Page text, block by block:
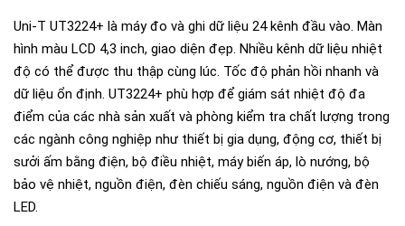
Uni-T UT3224+ là máy đo và ghi dữ liệu 24 kênh đầu vào. Màn
hình màu LCD 4,3 inch, giao diện đẹp. Nhiều kênh dữ liệu nhiệt
độ có thể được thu thập cùng lúc. Tốc độ phản hồi nhanh và
dữ liệu ổn định. UT3224+ phù hợp để giám sát nhiệt độ đa
điểm của các nhà sản xuất và phòng kiểm tra chất lượng trong
các ngành công nghiệp như thiết bị gia dụng, động cơ, thiết bị
sưởi ấm bằng điện, bộ điều nhiệt, máy biến áp, lò nướng, bộ
bảo vệ nhiệt, nguồn điện, đèn chiếu sáng, nguồn điện và đèn
LED.